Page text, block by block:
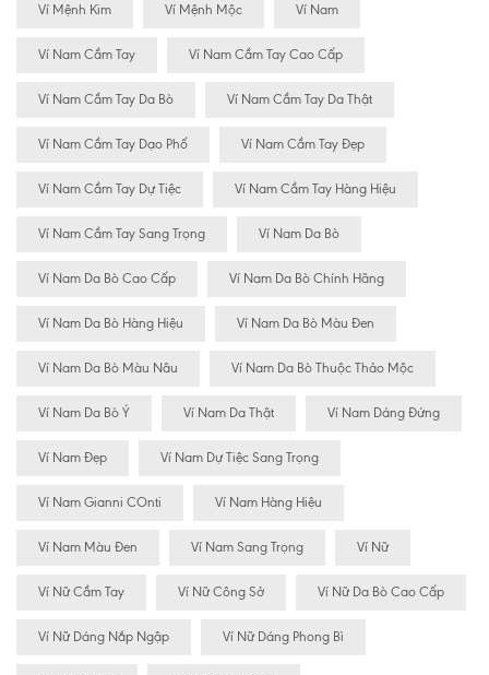
Ví Mệnh Kim Ví Mệnh Mộc Ví Nam
Ví Nam Cầm Tay Ví Nam Cầm Tay Cao Cấp
Ví Nam Cầm Tay Da Bò Ví Nam Cầm Tay Da Thật
Ví Nam Cầm Tay Dạo Phố Ví Nam Cầm Tay Đẹp
Ví Nam Cầm Tay Dự Tiệc Ví Nam Cầm Tay Hàng Hiệu
Ví Nam Cầm Tay Sang Trọng Ví Nam Da Bò
Ví Nam Da Bò Cao Cấp Ví Nam Da Bò Chính Hãng
Ví Nam Da Bò Hàng Hiệu Ví Nam Da Bò Màu Đen
Ví Nam Da Bò Màu Nâu Ví Nam Da Bò Thuộc Thảo Mộc
Ví Nam Da Bò Ý Ví Nam Da Thật Ví Nam Dáng Đứng
Ví Nam Đẹp Ví Nam Dự Tiệc Sang Trọng
Ví Nam Gianni COnti Ví Nam Hàng Hiệu
Ví Nam Màu Đen Ví Nam Sang Trọng Ví Nữ
Ví Nữ Cầm Tay Ví Nữ Công Sở Ví Nữ Da Bò Cao Cấp
Ví Nữ Dáng Nắp Ngập Ví Nữ Dáng Phong Bì